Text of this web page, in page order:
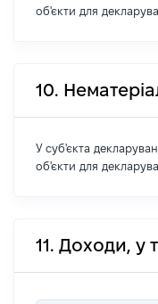
об'єкти для
10.
У суб'єкта
об'єкти для
11. Доходи, у